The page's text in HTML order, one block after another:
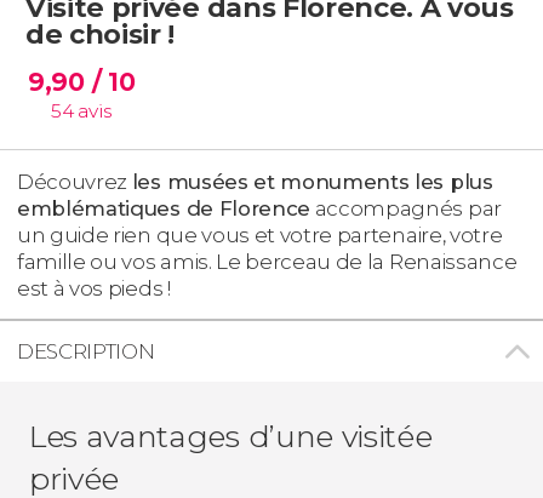
Visite privée dans Florence. À vous
de choisir !
9,90 / 10
54 avis
Découvrez les musées et monuments les plus
emblématiques de Florence accompagnés par
un guide rien que vous et votre partenaire, votre
famille ou vos amis. Le berceau de la Renaissance
est à vos pieds !
DESCRIPTION
Les avantages d’une visitée
privée